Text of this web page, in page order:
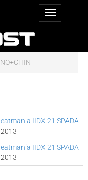
NO+CHIN
IIDX 21 SPADA
2013
IIDX 21 SPADA
2013